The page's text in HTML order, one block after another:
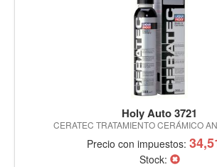
Holy Auto 3721
CERATEC TRATAMIENTO CERÁMICO
Precio con impuestos:
Stock: